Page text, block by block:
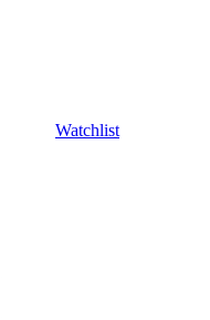
Watchlist